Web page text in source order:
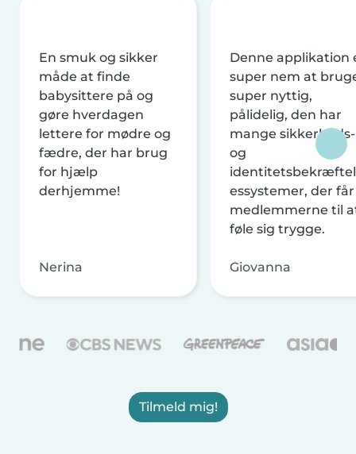
En smuk og sikker
måde at finde
babysittere på og
gøre hverdagen
lettere for mødre og
fædre, der har brug
for hjælp
derhjemme!
Nerina
Denne applikation
super nem at
super nyttig,
pålidelig, den har
mange sikkerheds-
og
essystemer, der får
medlemmerne til
føle sig trygge.
Giovanna
Tilmeld mig!